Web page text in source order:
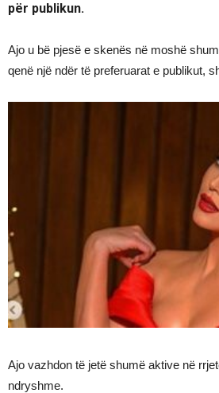
për publikun.
Ajo u bë pjesë e skenës në moshë
qenë një ndër të preferuarat e publikut,
Ajo vazhdon të jetë shumë aktive në
ndryshme.